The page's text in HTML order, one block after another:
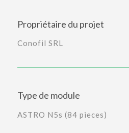
Propriétaire du projet
Conofil SRL
Type de module
ASTRO N5s (84 pieces)